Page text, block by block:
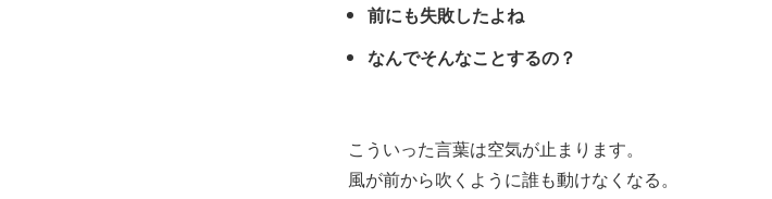
前にも失敗したよね
なんでそんなことするの？
こういった言葉は空気が止まります。
風が前から吹くように誰も動けなくなる。